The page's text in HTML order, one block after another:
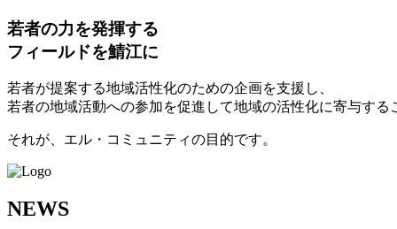
若者の力を発揮する
フィールドを鯖江に
若者が提案する地域活性化のための企画を支援し、
若者の地域活動への参加を促進して地域の活性化に寄与する
それが、エル・コミュニティの目的です。
NEWS